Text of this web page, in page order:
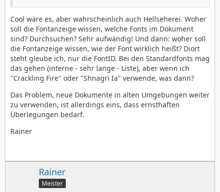
Cool wäre es, aber wahrscheinlich auch Hellseherei. Woher
soll die Fontanzeige wissen, welche Fonts im Dokument
sind? Durchsuchen? Sehr aufwändig! Und dann: woher soll
die Fontanzeige wissen, wie der Font wirklich heißt? Diort
steht gleube ich, nur die FontID. Bei den Standardfonts mag
das gehen (interne - sehr lange - Liste), aber wenn ich
"Crackling Fire" oder "Shnagri Ia" verwende, was dann?
Das Problem, neue Dokumente in alten Umgebungen weiter
zu verwenden, ist allerdings eins, dass ernsthaften
Überlegungen bedarf.
Rainer
Rainer
Meister